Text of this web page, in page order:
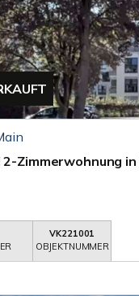
Zimmerwohnung
VK221001
OBJEKTNUMMER